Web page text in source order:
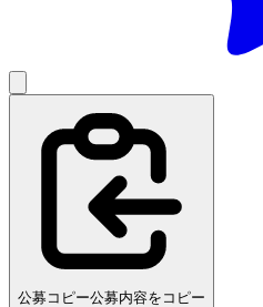
公募コピー公募内容をコピー